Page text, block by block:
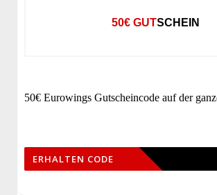
50€ GUTSCHEIN
50€ Eurowings Gutscheincode auf der
ERHALTEN CODE